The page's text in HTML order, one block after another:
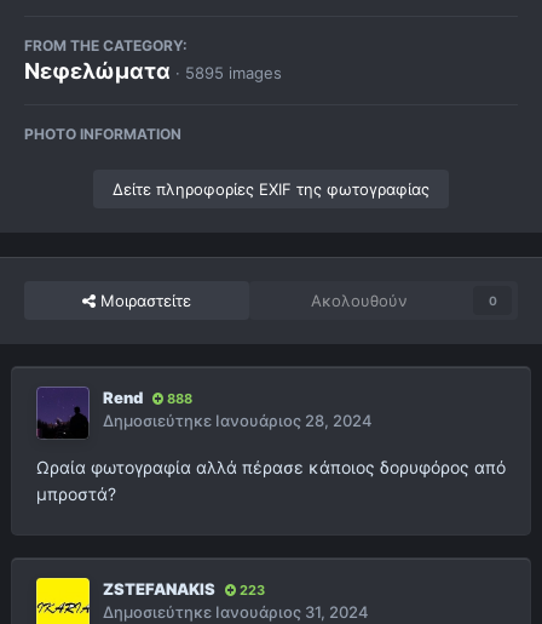
FROM THE CATEGORY:
Νεφελώματα · 5895 images
PHOTO INFORMATION
Δείτε πληροφορίες EXIF της φωτογραφίας
Μοιραστείτε Ακολουθούν 0
Rend 888
Δημοσιεύτηκε Ιανουάριος 28, 2024
Ωραία φωτογραφία αλλά πέρασε κάποιος δορυφόρος από
μπροστά?
ZSTEFANAKIS 223
Δημοσιεύτηκε Ιανουάριος 31, 2024